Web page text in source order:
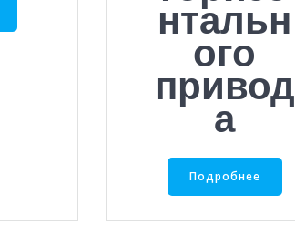
нтальн
ого
привод
а
Подробнее